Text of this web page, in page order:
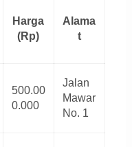
Harga
(Rp)
Alama
t
500.00
0.000
Jalan
Mawar
No. 1